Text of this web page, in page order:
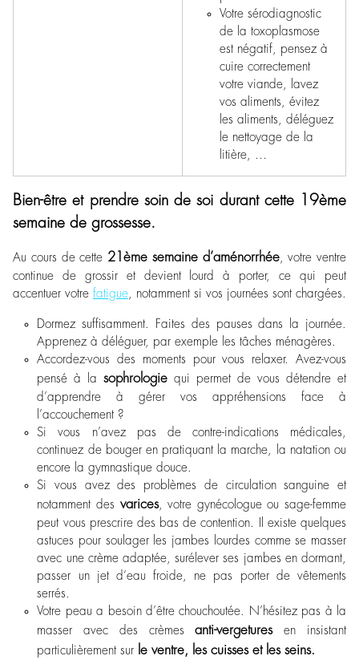
Votre sérodiagnostic
de la toxoplasmose
est négatif, pensez à
cuire correctement
votre viande, lavez
vos aliments, évitez
les aliments, déléguez
le nettoyage de la
litière, …
Bien-être et prendre soin de soi durant cette 19ème
semaine de grossesse.
Au cours de cette 21 ème semaine d’aménorrhée, votre ventre
continue de grossir et devient lourd à porter, ce qui peut
accentuer votre fatigue , notamment si vos journées sont chargées.
Dormez suffisamment. Faites des pauses dans la journée.
Apprenez à déléguer, par exemple les tâches ménagères.
Accordez-vous des moments pour vous relaxer. Avez-vous
pensé à lasophrologie qui permet de vous détendre et
d’apprendre à gérer vos appréhensions face à
l’accouchement ?
Si vous n’avez pas de contre-indications médicales,
continuez de bouger en pratiquant la marche, la natation ou
encore la gymnastique douce.
Si vous avez des problèmes de circulation sanguine et
notamment des varices, votre gynécologue ou sage-femme
peut vous prescrire des bas de contention. Il existe quelques
astuces pour soulager les jambes lourdes comme se masser
avec une crème adaptée, surélever ses jambes en dormant,
passer un jet d’eau froide, ne pas porter de vêtements
serrés.
Votre peau a besoin d’être chouchoutée. N’hésitez pas à la
masser avec des crèmesanti-vergeturesen insistant
particulièrement sur le ventre, les cuisses et les seins.